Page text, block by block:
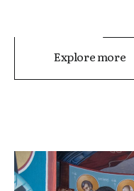
Explore more